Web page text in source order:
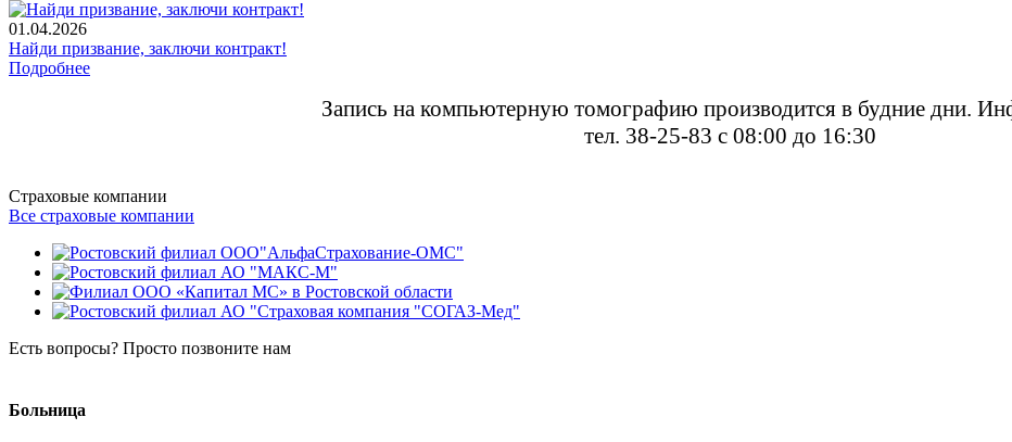
01.04.2026
Найди призвание, заключи контракт!
Подробнее
Запись на компьютерную томографию производится в будние дни.
тел. 38-25-83 с 08:00 до 16:30
Страховые компании
Все страховые компании
Есть вопросы? Просто позвоните нам
Больница